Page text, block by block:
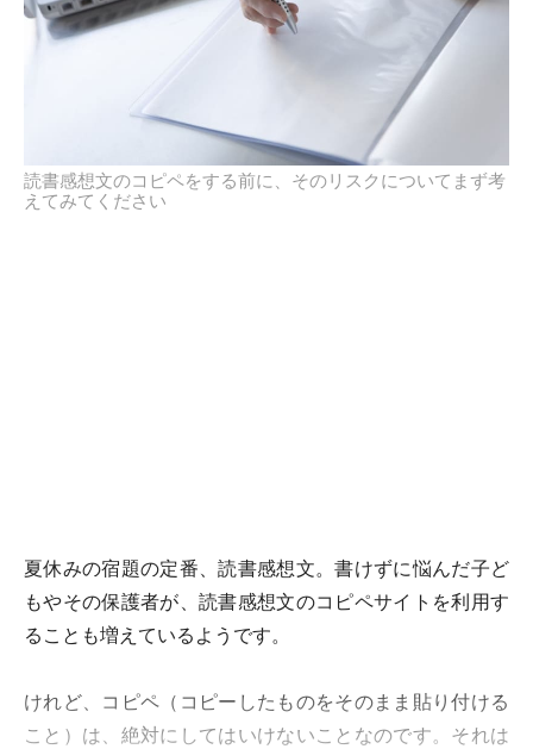
読書感想文のコピペをする前に、そのリスクについてまず考
えてみてください
夏休みの宿題の定番、読書感想文。書けずに悩んだ子ど
もやその保護者が、読書感想文のコピペサイトを利用す
ることも増えているようです。
けれど、コピペ（コピーしたものをそのまま貼り付ける
こと）は、絶対にしてはいけないことなのです。それは